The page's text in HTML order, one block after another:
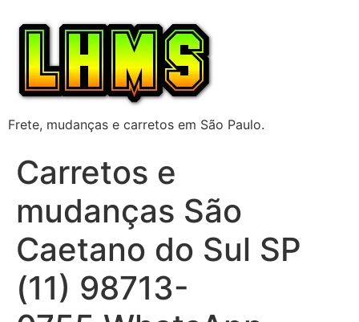
Frete, mudanças e carretos em São Paulo.
Carretos e
mudanças São
Caetano do Sul SP
(11) 98713-